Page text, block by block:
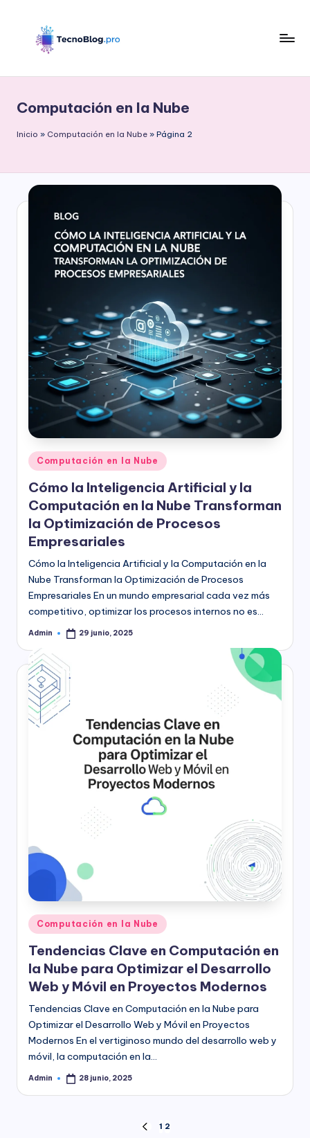
o
g
e
T
o
g
a
Computación en la Nube
Inicio » Computación en la Nube » Página 2
Publicado
en
Computación en la Nube
Cómo la Inteligencia Artificial y la
Computación en la Nube Transforman
la Optimización de Procesos
Empresariales
Cómo la Inteligencia Artificial y la Computación en la
Nube Transforman la Optimización de Procesos
Empresariales En un mundo empresarial cada vez más
competitivo, optimizar los procesos internos no es…
Publicado
Admin 29 junio, 2025
Publicado
en
Computación en la Nube
Tendencias Clave en Computación en
la Nube para Optimizar el Desarrollo
Web y Móvil en Proyectos Modernos
Tendencias Clave en Computación en la Nube para
Optimizar el Desarrollo Web y Móvil en Proyectos
Modernos En el vertiginoso mundo del desarrollo web y
móvil, la computación en la…
Publicado
Admin 28 junio, 2025
PÁGINA
1 2